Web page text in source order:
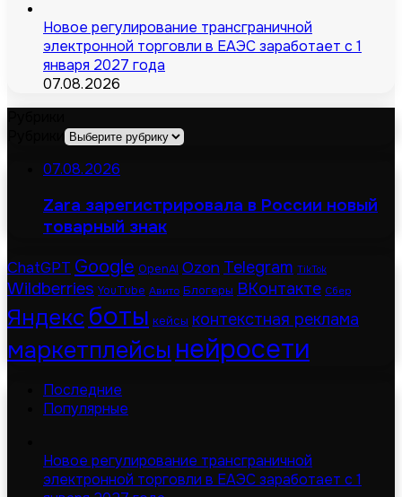
Новое регулирование трансграничной
электронной торговли в ЕАЭС заработает с 1
января 2027 года
07.08.2026
07.08.2026
Zara зарегистрировала в России новый
товарный знак
ChatGPT Google OpenAI Ozon Telegram TikTok
Wildberries YouTube Авито Блогеры ВКонтакте Сбер
Яндексботы кейсы контекстная реклама
маркетплейсы нейросети
Последние
Популярные
Новое регулирование трансграничной
электронной торговли в ЕАЭС заработает с 1